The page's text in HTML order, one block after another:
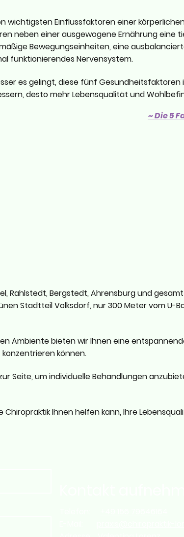
wichtigsten Einflussfaktoren einer
neben einer ausgewogene Ernährung eine
Bewegungseinheiten, eine
funktionierendes Nervensystem.
es gelingt, diese fünf Gesundheitsfaktoren
desto mehr Lebensqualität und
~ Die 5
Rahlstedt, Bergstedt, Ahrensburg und
Stadtteil Volksdorf, nur 300 Meter vom U-
Ambiente bieten wir Ihnen eine
können.
Seite, um individuelle Behandlungen
Chiropraktik Ihnen helfen kann, Ihre